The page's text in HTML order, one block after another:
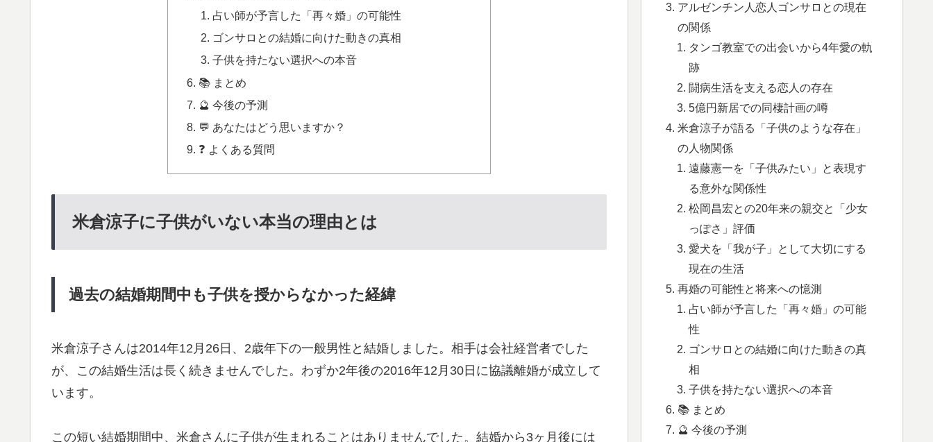
占い師が予言した「再々婚」の可能性
ゴンサロとの結婚に向けた動きの真相
子供を持たない選択への本音
📚 まとめ
🔮 今後の予測
💬 あなたはどう思いますか？
❓ よくある質問
米倉涼子に子供がいない本当の理由とは
過去の結婚期間中も子供を授からなかった経緯
米倉涼子さんは2014年12月26日、2歳年下の一般男性と結婚しました。相手は会社経営者でした
が、この結婚生活は長く続きませんでした。わずか2年後の2016年12月30日に協議離婚が成立して
います。
この短い結婚期間中、米倉さんに子供が生まれることはありませんでした。結婚から3ヶ月後には
アルゼンチン人恋人ゴンサロとの現在
の関係
タンゴ教室での出会いから4年愛の軌
跡
闘病生活を支える恋人の存在
5億円新居での同棲計画の噂
米倉涼子が語る「子供のような存在」
の人物関係
遠藤憲一を「子供みたい」と表現す
る意外な関係性
松岡昌宏との20年来の親交と「少女
っぽさ」評価
愛犬を「我が子」として大切にする
現在の生活
再婚の可能性と将来への憶測
占い師が予言した「再々婚」の可能
性
ゴンサロとの結婚に向けた動きの真
相
子供を持たない選択への本音
📚 まとめ
🔮 今後の予測